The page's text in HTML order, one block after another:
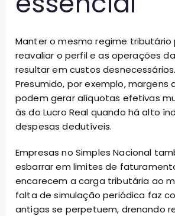
Manter o mesmo regime tributário
reavaliar o perfil e as operações
resultar em custos
Presumido, por exemplo, margens
podem gerar alíquotas efetivas
às do Lucro Real quando há alto
despesas dedutíveis.
Empresas no Simples Nacional
esbarrar em limites de
encarecem a carga tributária ao
falta de simulação periódica faz
antigas se perpetuem, drenando